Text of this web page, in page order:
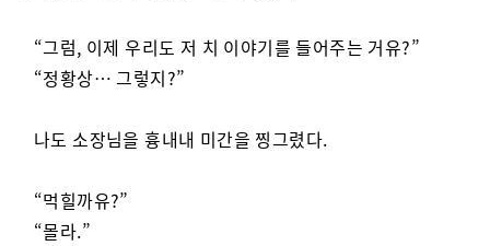
“그럼, 이제 우리도 저 치 이야기를 들어주는 거유?”
“정황상… 그렇지?”
나도 소장님을 흉내내 미간을 찡그렸다.
“먹힐까유?”
“몰라.”